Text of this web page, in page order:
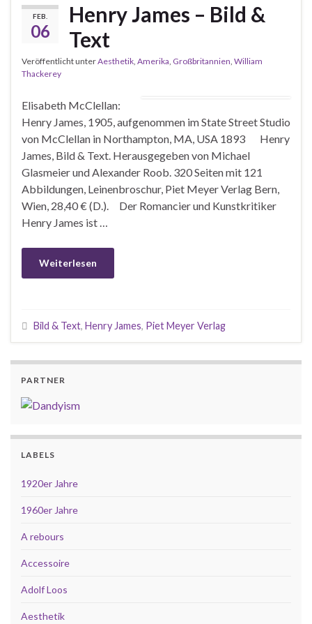
FEB.
06
Henry James – Bild &
Text
Veröffentlicht unterAesthetik Amerika Großbritannien William
Thackerey
Elisabeth McClellan:
Henry James, 1905, aufgenommen im State Street Studio
von McClellan in Northampton, MA, USA 1893 Henry
James, Bild & Text. Herausgegeben von Michael
Glasmeier und Alexander Roob. 320 Seiten mit 121
Abbildungen, Leinenbroschur, Piet Meyer Verlag Bern,
Wien, 28,40 € (D.). Der Romancier und Kunstkritiker
Henry James ist …
Weiterlesen
Bild & Text, Henry James, Piet Meyer Verlag
PARTNER
LABELS
1920er Jahre
1960er Jahre
A rebours
Accessoire
Adolf Loos
Aesthetik